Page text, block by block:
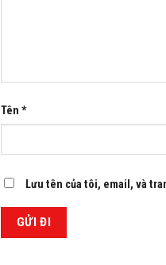
Tên *
Lưu tên của tôi, email, và